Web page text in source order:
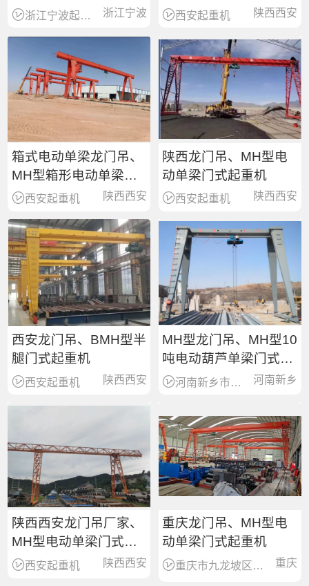
浙江宁波
浙江宁波起重设备销售服务商 陕西西安
西安起重机
箱式电动单梁龙门吊、
MH型箱形电动单梁门
式起重机
陕西西安
西安起重机
陕西龙门吊、MH型电
动单梁门式起重机
陕西西安
西安起重机
西安龙门吊、BMH型半
腿门式起重机
陕西西安
西安起重机
MH型龙门吊、MH型10
吨电动葫芦单梁门式起
重机
河南新乡
河南新乡市起重设备销售服务商
陕西西安龙门吊厂家、
MH型电动单梁门式起
重机出厂价格
陕西西安
西安起重机
重庆龙门吊、MH型电
动单梁门式起重机
重庆
重庆市九龙坡区起重机械综合服务商